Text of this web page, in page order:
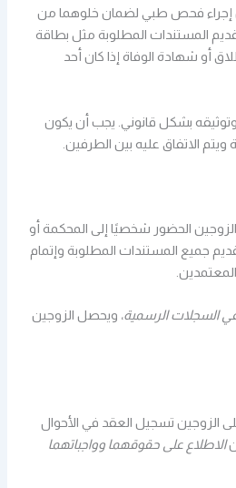
إجراء فحص طبي لضمان خلوهما من
المستندات المطلوبة مثل بطاقة
أو شهادة الوفاة إذا كان أحد
وتوثيقه بشكل قانوني. يجب أن يكون
الاتفاق عليه بين الطرفين.
الحضور شخصيًا إلى المحكمة أو
جميع المستندات المطلوبة وإتمام
السجلات الرسمية، ويحصل الزوجين
الزوجين تسجيل العقد في الأحوال
الاطلاع على حقوقهما وواجباتهما